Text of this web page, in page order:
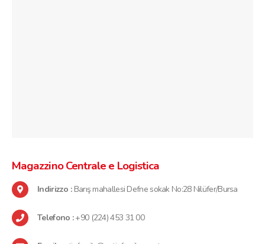
Magazzino Centralee Logistica
Indirizzo : Barış mahallesi Defne sokak No:28 Nilüfer/Bursa
Telefono :+90 (224) 453 31 00